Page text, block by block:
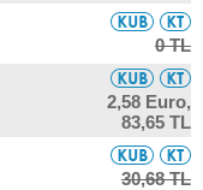
0 TL
2,58 Euro,
83,65 TL
30,68 TL